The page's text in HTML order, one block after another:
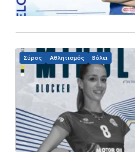
Σύρος Αθλητισμός Βόλεϊ